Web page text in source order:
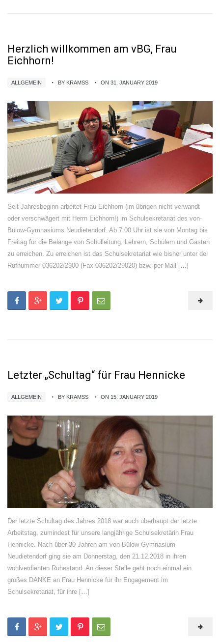
Herzlich willkommen am vBG, Frau
Eichhorn!
ALLGEMEIN BY KRAMSS ON 31. JANUARY 2019
Seit Jahresbeginn arbeitet Frau Eichhorn (im übrigen nicht verwandt
oder verschwägert mit Herrn Eichhorn!) im Schulsekretariat des von-
Bülow-Gymnasiums Neudietendorf. Ab 7:00 Uhr ist sie von Montag bis
Freitag für die Belange von Schulleitung, Lehrern, Schülern und Gästen
zu erreichen. Zu erreichen ist das Schulsekretariat wie bisher unter der
Rufnummer 036202/2900 (Fax 036202/29020) bzw. per Mail […]
Letzter „Schultag“ für Frau Hennicke
ALLGEMEIN BY KRAMSS ON 15. JANUARY 2019
Der letzte Schultag des Jahres 2018 war auch überhaupt der letzte
Arbeitstag, zumindest für unsere langjährige Schulsekretärin Frau
Hennicke. Nach über 30 Jahren am von-Bülow-Gymnasium
Neudietendorf ging sie am Donnerstag, den 21.12.2018 in ihren
wohlverdienten Ruhestand. An dieser Stelle geht noch einmal ein
großes DANKE an Frau Hennicke für ihr Engagement im
Schulsekretariat, für ihre […]